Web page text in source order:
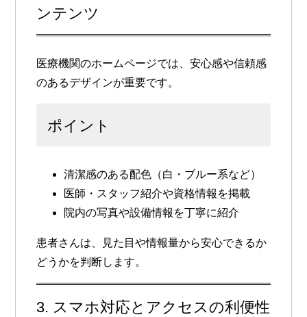
ンテンツ
医療機関のホームページでは、安心感や信頼感
のあるデザインが重要です。
ポイント
清潔感のある配色（白・ブルー系など）
医師・スタッフ紹介や資格情報を掲載
院内の写真や設備情報を丁寧に紹介
患者さんは、見た目や情報量から安心できるか
どうかを判断します。
3. スマホ対応とアクセスの利便性